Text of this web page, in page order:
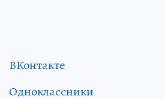
ВКонтакте
Одноклассники